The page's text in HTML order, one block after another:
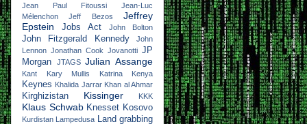
Jean Paul Fitoussi
Jean-Luc
Mélenchon
Jeff Bezos
Jeffrey
Epstein
Jobs Act John Bolton
John Fitzgerald Kennedy
John
Lennon Jonathan Cook Jovanotti JP
Morgan
JTAGS Julian Assange
Kant Kary Mullis Katrina Kenya
Keynes Khalida Jarrar Khan al Ahmar
Kirghizistan Kissinger KKK
Klaus Schwab Knesset Kosovo
Kurdistan Lampedusa Land grabbing